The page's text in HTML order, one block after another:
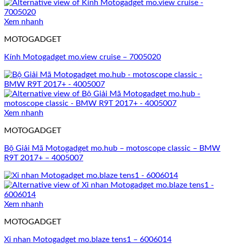
Xem nhanh
MOTOGADGET
Kính Motogadget mo.view cruise – 7005020
Xem nhanh
MOTOGADGET
Bộ Giải Mã Motogadget mo.hub – motoscope classic – BMW
R9T 2017+ – 4005007
Xem nhanh
MOTOGADGET
Xi nhan Motogadget mo.blaze tens1 – 6006014